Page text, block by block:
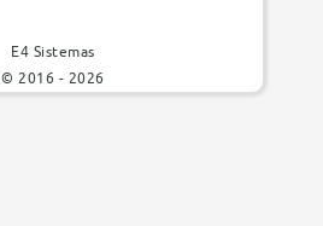
E4 Sistemas
© 2016 - 2026